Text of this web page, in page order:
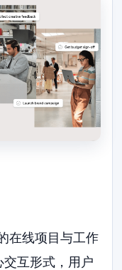
在线项目与工作
互形式，用户